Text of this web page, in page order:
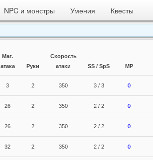
NPC и монстры Умения Квесты
Маг.
атака
Руки
Скорость
атаки
SS / SpS MP
3 2 350 3 / 3 0
26 2 350 2 / 2 0
26 2 350 2 / 2 0
32 2 350 2 / 2 0